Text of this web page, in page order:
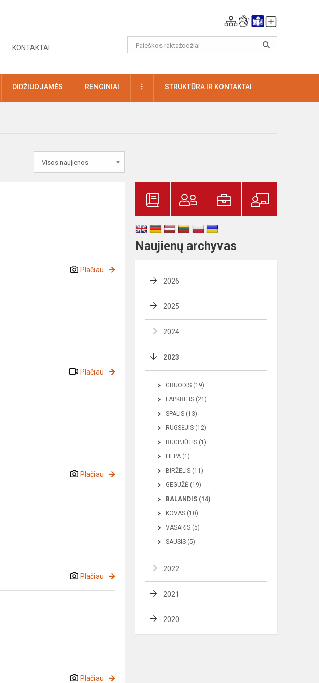
KONTAKTAI
DIDŽIUOJAMĖS RENGINIAI DAUGIAUSTRUKTŪRA IR KONTAKTAI
Plačiau
Plačiau
Plačiau
Plačiau
Plačiau
Naujienų archyvas
2026
2025
2024
2023
GRUODIS (19)
LAPKRITIS (21)
SPALIS (13)
RUGSĖJIS (12)
RUGPJŪTIS (1)
LIEPA (1)
BIRŽELIS (11)
GEGUŽĖ (19)
BALANDIS (14)
KOVAS (10)
VASARIS (5)
SAUSIS (5)
2022
2021
2020